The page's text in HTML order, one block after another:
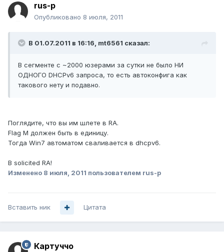
rus-p
Опубликовано 8 июля, 2011
В 01.07.2011 в 16:16, mt6561 сказал:
В сегменте с ~2000 юзерами за сутки не было НИ
ОДНОГО DHCPv6 запроса, то есть автоконфига как
такового нету и подавно.
Поглядите, что вы им шлете в RA.
Flag M должен быть в единицу.
Тогда Win7 автоматом сваливается в dhcpv6.
В solicited RA!
Изменено 8 июля, 2011 пользователем rus-p
Вставить ник Цитата
Картуччо